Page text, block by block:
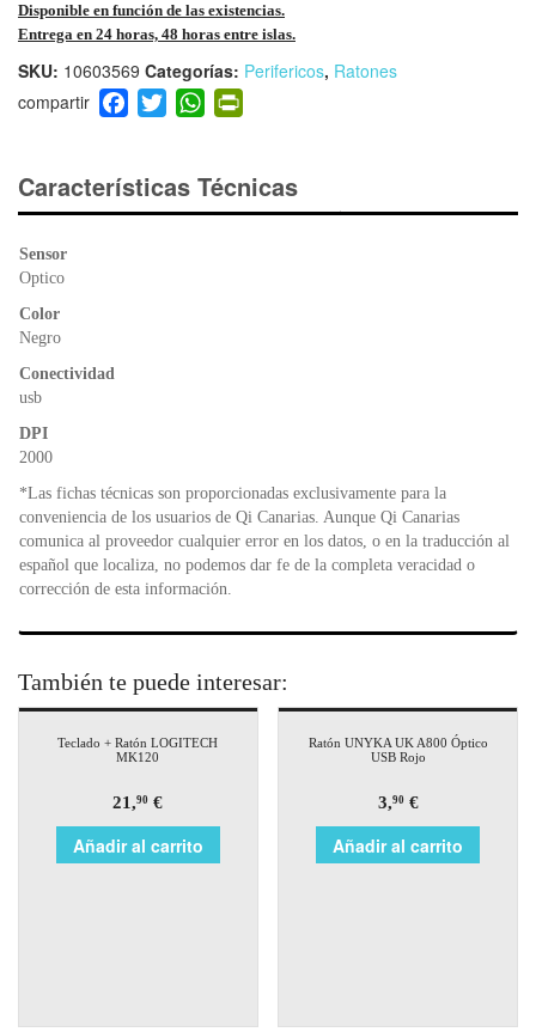
Disponible en función de las existencias.
Entrega en 24 horas, 48 horas entre islas.
SKU: 10603569 Categorías: Perifericos, Ratones
F
a
e
b
T
wi
er
W
h
s
A
ri
e
Características Técnicas
Sensor
Optico
Color
Negro
Conectividad
usb
DPI
2000
*Las fichas técnicas son proporcionadas exclusivamente para la
conveniencia de los usuarios de Qi Canarias. Aunque Qi Canarias
comunica al proveedor cualquier error en los datos, o en la traducción al
español que localiza, no podemos dar fe de la completa veracidad o
corrección de esta información.
También te puede interesar:
Teclado + Ratón LOGITECH
MK120
21,90 €
Añadir al carrito
Ratón UNYKA UK A800 Óptico
USB Rojo
3,90€
Añadir al carrito